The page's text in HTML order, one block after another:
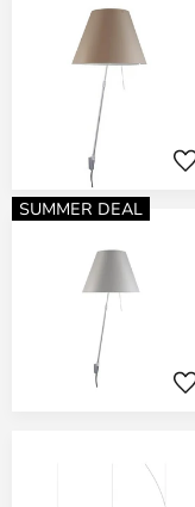
SUMMER DEAL